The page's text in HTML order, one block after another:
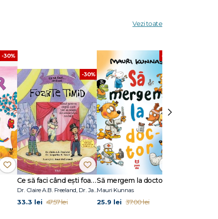
Vezi toate
-30%
-30%
Ce să faci când ești foarte timid. Ghid pentru copiii care vor să scape de anxietatea socială
Dr. Claire A.B. Freeland, Dr. Jacqueline B. Toner
33.3 lei 47.57 lei
-30%
Să mergem la doctor
Mauri Kunnas
25.9 lei 37.00 lei
›